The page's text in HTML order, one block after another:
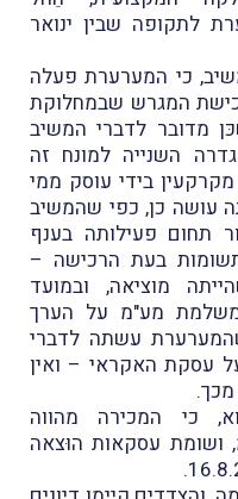
לתקופה שבין ינואר
כי המערערת פעלה
המגרש שבמחלוקת
מדובר לדברי המשיב
השנייה למונח זה
מקרקעין בידי עוסק ממי
עושה כן, כפי שהמשיב
תחום פעילותה בענף
בעת הרכישה –
מוציאה, ובמועד
מע"מ על הערך
עשתה לדברי
עסקת האקראי – ואין
כי המכירה מהווה
ושומת עסקאות הוּצאה